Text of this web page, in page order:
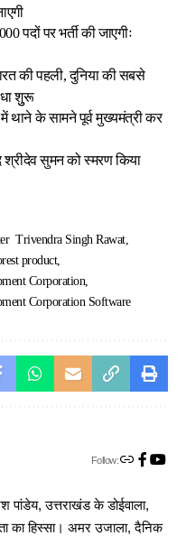
पदों पर भर्ती की जाएगीः
की पहली, दुनिया की सबसे
शुुरू
थाने के सामने पूर्व मुख्यमंत्री कर
श्रीदेव सुमन को स्मरण किया
Trivendra Singh Rawat
product
Corporation
Corporation Software
Follow:
उत्तराखंड के डोईवाला,
का हिस्सा। अमर उजाला, दैनिक